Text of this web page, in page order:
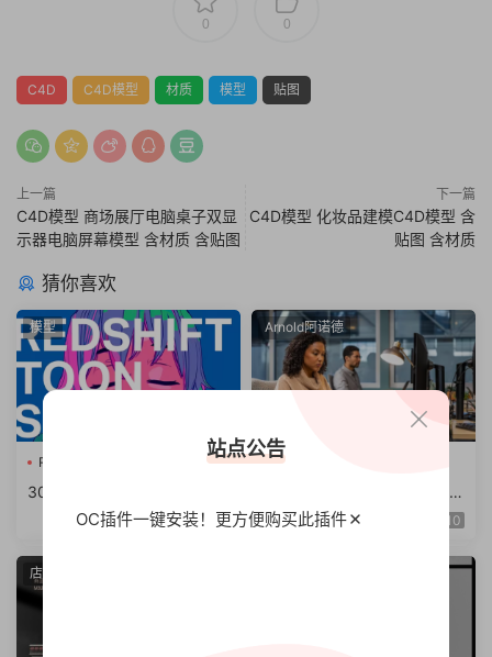
0 0
C4D C4D模型 材质 模型 贴图
上一篇
C4D模型 商场展厅电脑桌子双显
示器电脑屏幕模型 含材质 含贴图
下一篇
C4D模型 化妆品建模C4D模型 含
贴图 含材质
猜你喜欢
模型
Redshift卡通 RS材质球预
30组C4D Redshift卡通着色
器RS材质球预设
Arnold阿诺德
C4D插件
阿诺德渲染器C4D插件Cinem
a 4D To Arnold v4.6.8.1 WI10
店面
站点公告
OC插件一键安装！更方便购买此插件